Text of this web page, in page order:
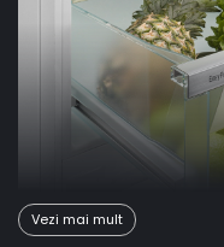
Vezi mai mult